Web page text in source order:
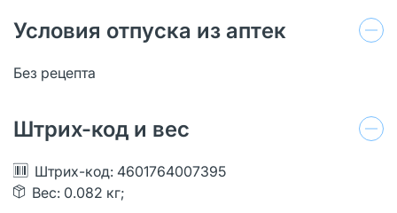
Условия отпуска из аптек
Без рецепта
Штрих-код и вес
Штрих-код: 4601764007395
Вес: 0.082 кг;